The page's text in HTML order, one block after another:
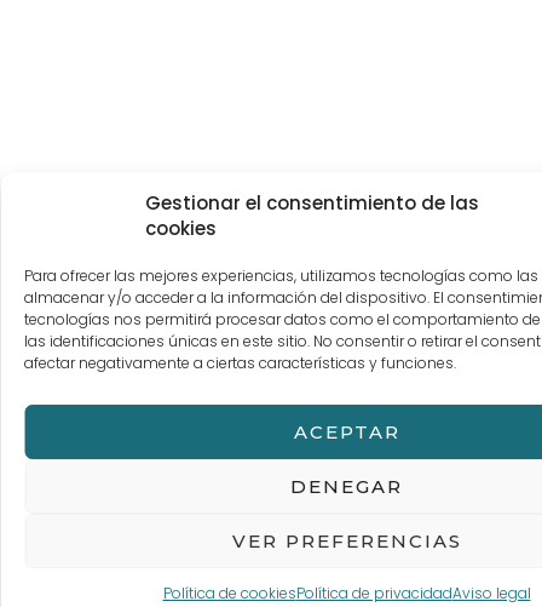
Gestionar el consentimiento de las
cookies
Para ofrecer las mejores experiencias, utilizamos tecnologías como
almacenar y/o acceder a la información del dispositivo. El
tecnologías nos permitirá procesar datos como el comportamiento
las identificaciones únicas en este sitio. No consentir o retirar el
afectar negativamente a ciertas características y funciones.
ACEPTAR
DENEGAR
VER PREFERENCIAS
Política de cookiesPolítica de privacidadAviso legal